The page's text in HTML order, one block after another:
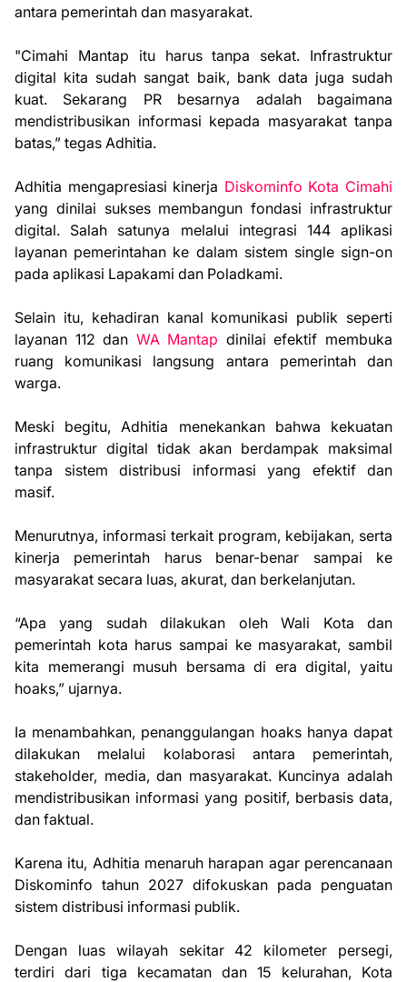
antara pemerintah dan masyarakat.
"Cimahi Mantap itu harus tanpa sekat. Infrastruktur
digital kita sudah sangat baik, bank data juga sudah
kuat. Sekarang PR besarnya adalah bagaimana
mendistribusikan informasi kepada masyarakat tanpa
batas,” tegas Adhitia.
Adhitia mengapresiasi kinerja Diskominfo Kota Cimahi
yang dinilai sukses membangun fondasi infrastruktur
digital. Salah satunya melalui integrasi 144 aplikasi
layanan pemerintahan ke dalam sistem single sign-on
pada aplikasi Lapakami dan Poladkami.
Selain itu, kehadiran kanal komunikasi publik seperti
layanan 112 dan WA Mantap dinilai efektif membuka
ruang komunikasi langsung antara pemerintah dan
warga.
Meski begitu, Adhitia menekankan bahwa kekuatan
infrastruktur digital tidak akan berdampak maksimal
tanpa sistem distribusi informasi yang efektif dan
masif.
Menurutnya, informasi terkait program, kebijakan, serta
kinerja pemerintah harus benar-benar sampai ke
masyarakat secara luas, akurat, dan berkelanjutan.
“Apa yang sudah dilakukan oleh Wali Kota dan
pemerintah kota harus sampai ke masyarakat, sambil
kita memerangi musuh bersama di era digital, yaitu
hoaks,” ujarnya.
Ia menambahkan, penanggulangan hoaks hanya dapat
dilakukan melalui kolaborasi antara pemerintah,
stakeholder, media, dan masyarakat. Kuncinya adalah
mendistribusikan informasi yang positif, berbasis data,
dan faktual.
Karena itu, Adhitia menaruh harapan agar perencanaan
Diskominfo tahun 2027 difokuskan pada penguatan
sistem distribusi informasi publik.
Dengan luas wilayah sekitar 42 kilometer persegi,
terdiri dari tiga kecamatan dan 15 kelurahan, Kota